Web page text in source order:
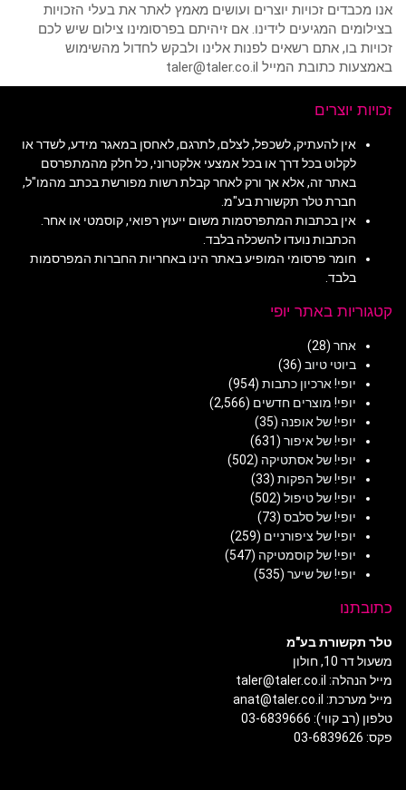
אנו מכבדים זכויות יוצרים ועושים מאמץ לאתר את בעלי הזכויות
בצילומים המגיעים לידינו. אם זיהיתם בפרסומינו צילום שיש לכם
זכויות בו, אתם רשאים לפנות אלינו ולבקש לחדול מהשימוש
באמצעות כתובת המייל taler@taler.co.il
זכויות יוצרים
אין להעתיק, לשכפל, לצלם, לתרגם, לאחסן במאגר מידע, לשדר או
לקלוט בכל דרך או בכל אמצעי אלקטרוני, כל חלק מהמתפרסם
באתר זה, אלא אך ורק לאחר קבלת רשות מפורשת בכתב מהמו"ל,
חברת טלר תקשורת בע"מ.
אין בכתבות המתפרסמות משום ייעוץ רפואי, קוסמטי או אחר.
הכתבות נועדו להשכלה בלבד.
חומר פרסומי המופיע באתר הינו באחריות החברות המפרסמות
בלבד.
קטגוריות באתר יופי
אחר (28)
ביוטי טיוב (36)
יופי! ארכיון כתבות (954)
יופי! מוצרים חדשים (2,566)
יופי! של אופנה (35)
יופי! של איפור (631)
יופי! של אסתטיקה (502)
יופי! של הפקות (33)
יופי! של טיפול (502)
יופי! של סלבס (73)
יופי! של ציפורניים (259)
יופי! של קוסמטיקה (547)
יופי! של שיער (535)
כתובתנו
טלר תקשורת בע"מ
משעול דר 10, חולון
מייל הנהלה: taler@taler.co.il
מייל מערכת: anat@taler.co.il
טלפון (רב קווי): 03-6839666
פקס: 03-6839626